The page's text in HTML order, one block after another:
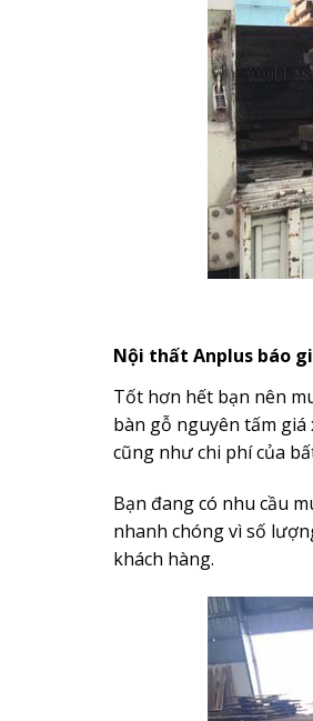
Nội thất Anplus báo
Tốt hơn hết bạn nên
bàn gỗ nguyên tấm giá
cũng như chi phí của
Bạn đang có nhu cầu
nhanh chóng vì số
khách hàng.